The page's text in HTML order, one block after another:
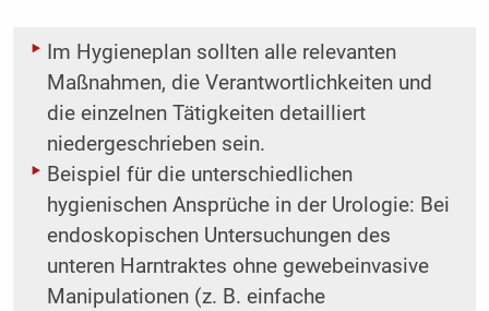
Im Hygieneplan sollten alle relevanten
Maßnahmen, die Verantwortlichkeiten und
die einzelnen Tätigkeiten detailliert
niedergeschrieben sein.
Beispiel für die unterschiedlichen
hygienischen Ansprüche in der Urologie: Bei
endoskopischen Untersuchungen des
unteren Harntraktes ohne gewebeinvasive
Manipulationen (z. B. einfache